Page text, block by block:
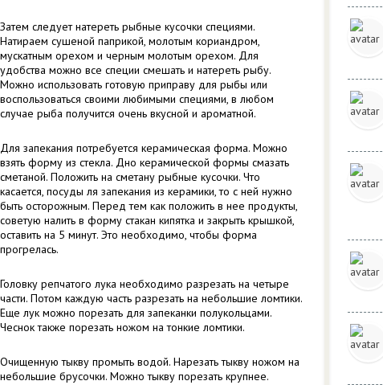
Затем следует натереть рыбные кусочки специями.
Натираем сушеной паприкой, молотым кориандром,
мускатным орехом и черным молотым орехом. Для
удобства можно все специи смешать и натереть рыбу.
Можно использовать готовую приправу для рыбы или
воспользоваться своими любимыми специями, в любом
случае рыба получится очень вкусной и ароматной.
Для запекания потребуется керамическая форма. Можно
взять форму из стекла. Дно керамической формы смазать
сметаной. Положить на сметану рыбные кусочки. Что
касается, посуды ля запекания из керамики, то с ней нужно
быть осторожным. Перед тем как положить в нее продукты,
советую налить в форму стакан кипятка и закрыть крышкой,
оставить на 5 минут. Это необходимо, чтобы форма
прогрелась.
Головку репчатого лука необходимо разрезать на четыре
части. Потом каждую часть разрезать на небольшие ломтики.
Еще лук можно порезать для запеканки полукольцами.
Чеснок также порезать ножом на тонкие ломтики.
Очищенную тыкву промыть водой. Нарезать тыкву ножом на
небольшие брусочки. Можно тыкву порезать крупнее.